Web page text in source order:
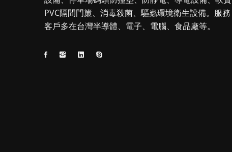
PVC隔間門簾、消毒殺菌、驅蟲環境衛生設備。服務
客戶多在台灣半導體、電子、電腦、食品廠等。